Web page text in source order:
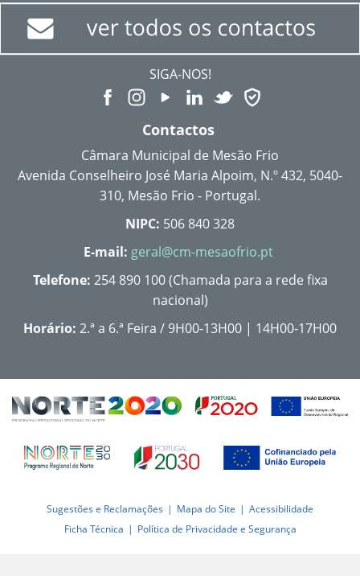
SIGA-NOS!
Contactos
Câmara Municipal de Mesão Frio
Avenida Conselheiro José Maria Alpoim, N.º 432, 5040-
310, Mesão Frio - Portugal.
NIPC: 506 840 328
E-mail: geral@cm-mesaofrio.pt
Telefone: 254 890 100 (Chamada para a rede fixa
nacional)
Horário: 2.ª a 6.ª Feira / 9H00-13H00 | 14H00-17H00
Sugestões e Reclamações Mapa do Site
Acessibilidade
Ficha Técnica
Política de Privacidade e Segurança